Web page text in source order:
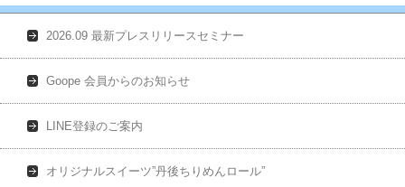
2026.09 最新プレスリリースセミナー
Goope 会員からのお知らせ
LINE登録のご案内
オリジナルスイーツ”丹後ちりめんロール”